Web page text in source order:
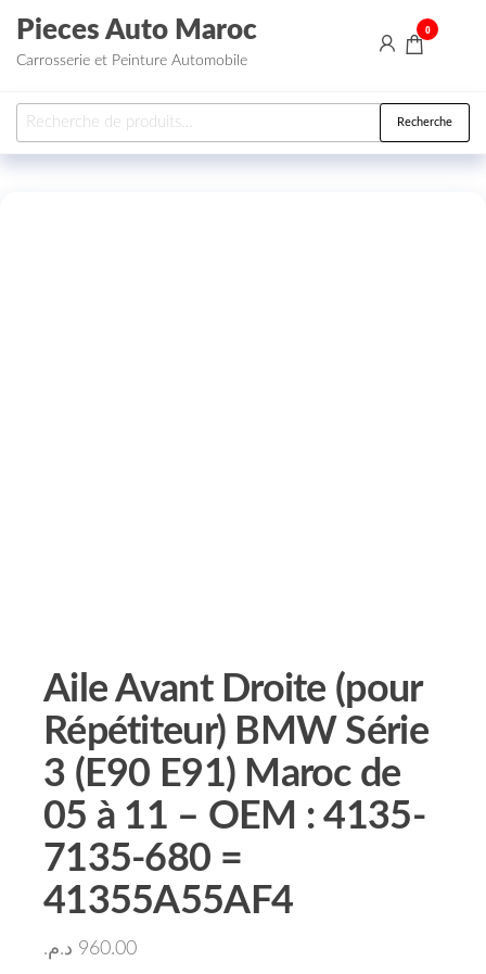
Aller au contenu
Pieces Auto Maroc
Carrosserie et Peinture Automobile
0
Recherche pour : Recherche
Aile Avant Droite (pour
Répétiteur) BMW Série
3 (E90 E91) Maroc de
05 à 11 – OEM : 4135-
7135-680 =
41355A55AF4
960.00 د.م.